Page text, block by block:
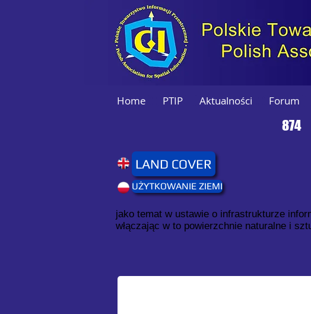
Home PTIP Aktualności Forum
LAND COVER
874
UŻYTKOWANIE ZIEMI
jako temat w ustawie o infrastrukturze
włączając w to powierzchnie naturalne i